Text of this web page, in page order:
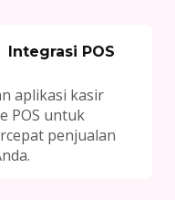
Integrasi POS
aplikasi kasir
POS untuk
penjualan